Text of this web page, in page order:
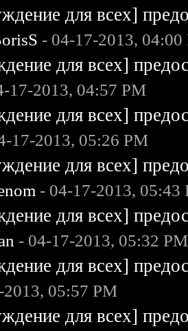
для всех]
- 04-17-2013, 04:00
для всех]
17-2013, 04:57 PM
для всех]
17-2013, 05:26 PM
для всех]
- 04-17-2013, 05:43
для всех]
- 04-17-2013, 05:32 PM
для всех]
2013, 05:57 PM
для всех]